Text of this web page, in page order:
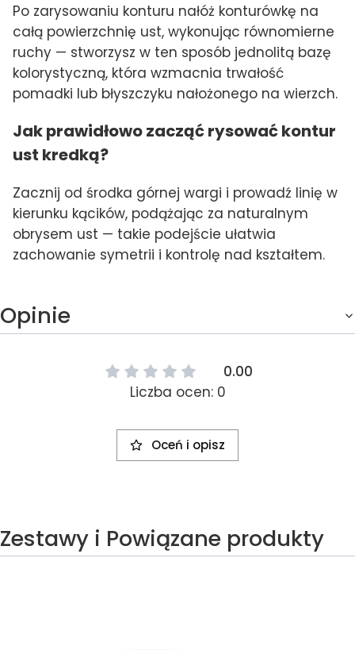
Po zarysowaniu konturu nałóż konturówkę na
całą powierzchnię ust, wykonując równomierne
ruchy — stworzysz w ten sposób jednolitą bazę
kolorystyczną, która wzmacnia trwałość
pomadki lub błyszczyku nałożonego na wierzch.
Jak prawidłowo zacząć rysować kontur
ust kredką?
Zacznij od środka górnej wargi i prowadź linię w
kierunku kącików, podążając za naturalnym
obrysem ust — takie podejście ułatwia
zachowanie symetrii i kontrolę nad kształtem.
Opinie
0.00
Liczba ocen: 0
Oceń i opisz
Zestawy i Powiązane produkty